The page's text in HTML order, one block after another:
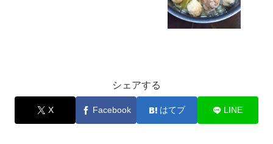
シェアする
X Facebook はてブ LINE